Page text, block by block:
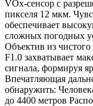
VOx-сенсор с
пикселя 12 мкм.
обеспечивает
сложных погодных
Объектив из
F1.0 захватывает
сигнала, формируя
Впечатляющая
обнаружить:
до 4400 метров